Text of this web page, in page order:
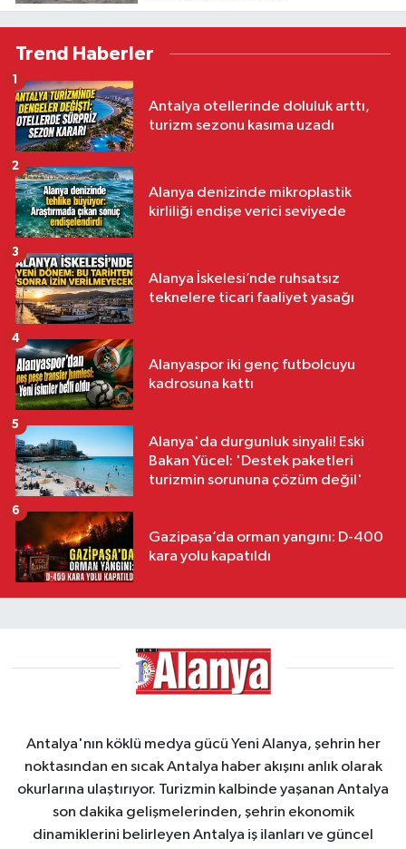
Trend Haberler
Antalya otellerinde doluluk arttı,
turizm sezonu kasıma uzadı
1
Alanya denizinde mikroplastik
kirliliği endişe verici seviyede
2
Alanya İskelesi’nde ruhsatsız
teknelere ticari faaliyet yasağı
3
Alanyaspor iki genç futbolcuyu
kadrosuna kattı
4
Alanya'da durgunluk sinyali! Eski
Bakan Yücel: 'Destek paketleri
turizmin sorununa çözüm değil'
5
Gazipaşa’da orman yangını: D-400
kara yolu kapatıldı
6
Antalya'nın köklü medya gücü Yeni Alanya, şehrin her
noktasından en sıcak Antalya haber akışını anlık olarak
okurlarına ulaştırıyor. Turizmin kalbinde yaşanan Antalya
son dakika gelişmelerinden, şehrin ekonomik
dinamiklerini belirleyen Antalya iş ilanları ve güncel